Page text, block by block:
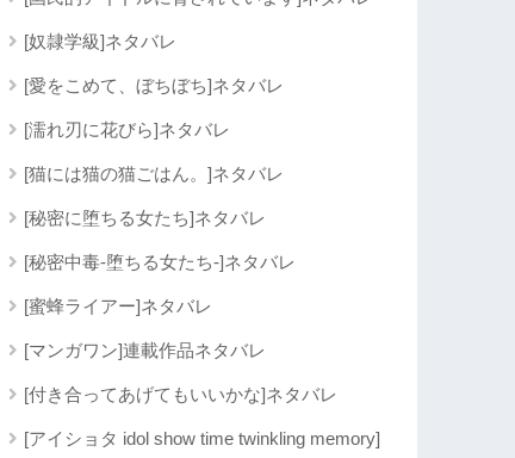
[奴隷学級]ネタバレ
[愛をこめて、ぼちぼち]ネタバレ
[濡れ刃に花びら]ネタバレ
[猫には猫の猫ごはん。]ネタバレ
[秘密に堕ちる女たち]ネタバレ
[秘密中毒-堕ちる女たち-]ネタバレ
[蜜蜂ライアー]ネタバレ
[マンガワン]連載作品ネタバレ
[付き合ってあげてもいいかな]ネタバレ
[アイショタ idol show time twinkling memory]